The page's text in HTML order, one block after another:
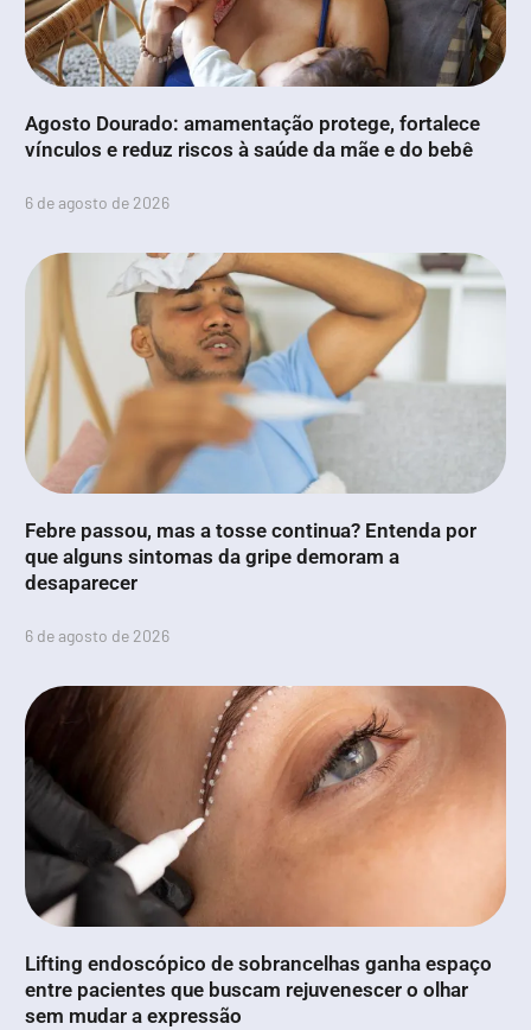
Agosto Dourado: amamentação protege, fortalece
vínculos e reduz riscos à saúde da mãe e do bebê
6 de agosto de 2026
Febre passou, mas a tosse continua? Entenda por
que alguns sintomas da gripe demoram a
desaparecer
6 de agosto de 2026
Lifting endoscópico de sobrancelhas ganha espaço
entre pacientes que buscam rejuvenescer o olhar
sem mudar a expressão